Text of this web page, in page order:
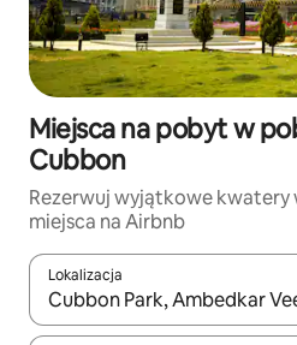
Miejsca na pobyt w
Cubbon
Rezerwuj wyjątkowe kwatery
miejsca na Airbnb
Lokalizacja
Gdy wyniki będą dostępne,